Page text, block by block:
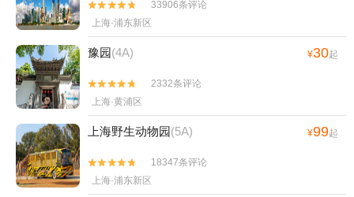


33906条评论
上海·浦东新区
豫园(4A) ¥30起


2332条评论
上海·黄浦区
上海野生动物园(5A) ¥99起


18347条评论
上海·浦东新区